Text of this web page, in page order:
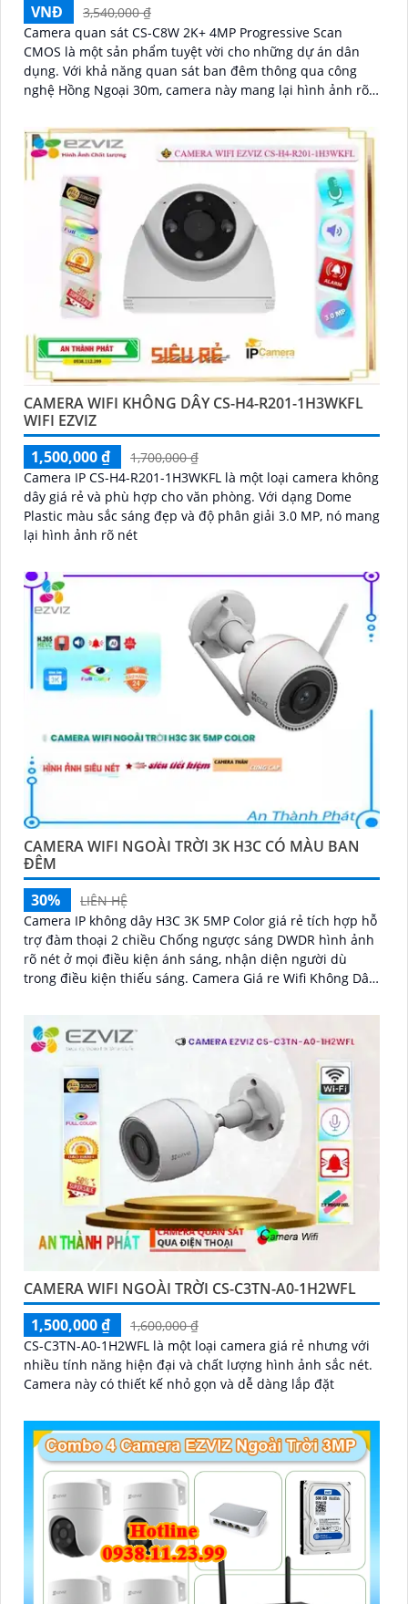
VNĐ
3,540,000 ₫
Camera quan sát CS-C8W 2K+ 4MP Progressive Scan
CMOS là một sản phẩm tuyệt vời cho những dự án dân
dụng. Với khả năng quan sát ban đêm thông qua công
nghệ Hồng Ngoại 30m, camera này mang lại hình ảnh rõ
CAMERA WIFI KHÔNG DÂY CS-H4-R201-1H3WKFL
WIFI EZVIZ
1,500,000 ₫
1,700,000 ₫
Camera IP CS-H4-R201-1H3WKFL là một loại camera không
dây giá rẻ và phù hợp cho văn phòng. Với dạng Dome
Plastic màu sắc sáng đẹp và độ phân giải 3.0 MP, nó mang
lại hình ảnh rõ nét
CAMERA WIFI NGOÀI TRỜI 3K H3C CÓ MÀU BAN
ĐÊM
30%
LIÊN HỆ
Camera IP không dây H3C 3K 5MP Color giá rẻ tích hợp hỗ
trợ đàm thoại 2 chiều Chống ngược sáng DWDR hình ảnh
rõ nét ở mọi điều kiện ánh sáng, nhận diện người dù
trong điều kiện thiếu sáng. Camera Giá re Wifi Không Dây
CAMERA WIFI NGOÀI TRỜI CS-C3TN-A0-1H2WFL
1,500,000 ₫
1,600,000 ₫
CS-C3TN-A0-1H2WFL là một loại camera giá rẻ nhưng với
nhiều tính năng hiện đại và chất lượng hình ảnh sắc nét.
Camera này có thiết kế nhỏ gọn và dễ dàng lắp đặt